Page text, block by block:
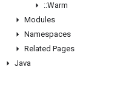
::Warm
Modules
Namespaces
Related Pages
Java